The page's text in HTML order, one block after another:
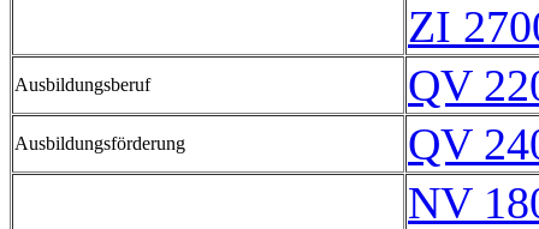
ZI
Ausbildungsberuf QV
Ausbildungsförderung QV
NV